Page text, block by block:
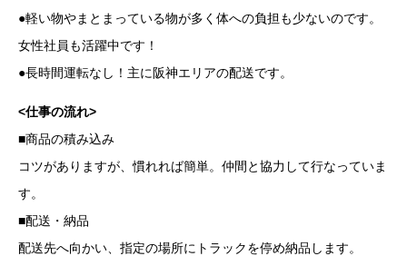
●軽い物やまとまっている物が多く体への負担も少ないのです。
女性社員も活躍中です！
●長時間運転なし！主に阪神エリアの配送です。
<仕事の流れ>
■商品の積み込み
コツがありますが、慣れれば簡単。仲間と協力して行なっていま
す。
■配送・納品
配送先へ向かい、指定の場所にトラックを停め納品します。